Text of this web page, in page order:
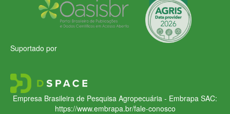
Suportado por
Empresa Brasileira de Pesquisa Agropecuária - Embrapa SAC:
https://www.embrapa.br/fale-conosco